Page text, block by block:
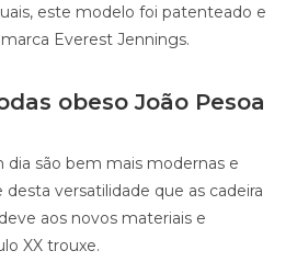
este modelo foi patenteado e
Everest Jennings.
obeso João Pesoa
dia são bem mais modernas e
desta versatilidade que as cadeira
aos novos materiais e
XX trouxe.